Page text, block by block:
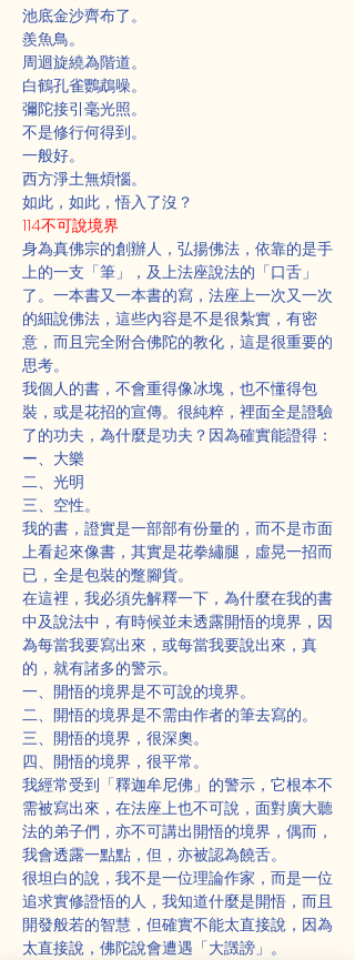
池底金沙齊布了。
羨魚鳥。
周迴旋繞為階道。
白鶴孔雀鸚鵡噪。
彌陀接引毫光照。
不是修行何得到。
一般好。
西方淨土無煩惱。
如此，如此，悟入了沒？
114不可說境界
身為真佛宗的創辦人，弘揚佛法，依靠的是手
上的一支「筆」，及上法座說法的「口舌」
了。一本書又一本書的寫，法座上一次又一次
的細說佛法，這些內容是不是很紮實，有密
意，而且完全附合佛陀的教化，這是很重要的
思考。
我個人的書，不會重得像冰塊，也不懂得包
裝，或是花招的宣傳。很純粹，裡面全是證驗
了的功夫，為什麼是功夫？因為確實能證得：
ー、大樂
二、光明
三、空性。
我的書，證實是一部部有份量的，而不是市面
上看起來像書，其實是花拳繡腿，虛晃一招而
已，全是包裝的蹩腳貨。
在這裡，我必須先解釋一下，為什麼在我的書
中及說法中，有時候並未透露開悟的境界，因
為每當我要寫出來，或每當我要說出來，真
的，就有諸多的警示。
一、開悟的境界是不可說的境界。
二、開悟的境界是不需由作者的筆去寫的。
三、開悟的境界，很深奧。
四、開悟的境界，很平常。
我經常受到「釋迦牟尼佛」的警示，它根本不
需被寫出來，在法座上也不可說，面對廣大聽
法的弟子們，亦不可講出開悟的境界，偶而，
我會透露一點點，但，亦被認為饒舌。
很坦白的說，我不是一位理論作家，而是一位
追求實修證悟的人，我知道什麼是開悟，而且
開發般若的智慧，但確實不能太直接說，因為
太直接說，佛陀說會遭遇「大譭謗」。